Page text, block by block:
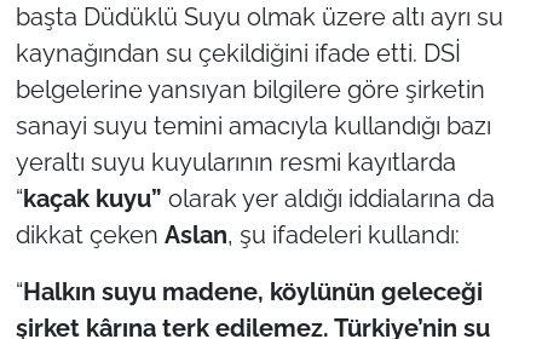
başta Düdüklü Suyu olmak üzere altı ayrı su
kaynağından su çekildiğini ifade etti. DSİ
belgelerine yansıyan bilgilere göre şirketin
sanayi suyu temini amacıyla kullandığı bazı
yeraltı suyu kuyularının resmi kayıtlarda
“kaçak kuyu” olarak yer aldığı iddialarına da
dikkat çeken Aslan, şu ifadeleri kullandı:
“Halkın suyu madene, köylünün geleceği
şirket kârına terk edilemez. Türkiye’nin su